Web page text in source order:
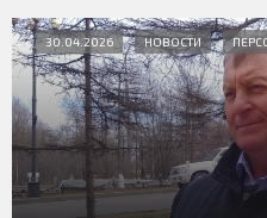
30.04.2026 НОВОСТИ